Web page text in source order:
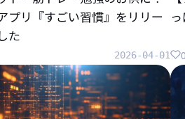
プリ『すごい習慣』をリリー
た
2026-04-01 0